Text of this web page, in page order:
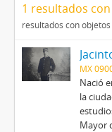
1 resultados
resultados con
MX
Nació
la
Mayor